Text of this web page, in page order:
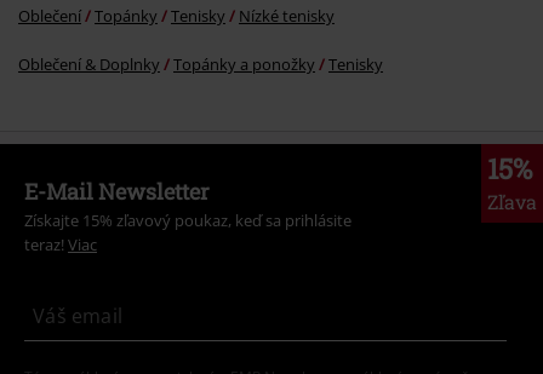
Oblečení Topánky Tenisky Nízké tenisky
Oblečení & Doplnky Topánky a ponožky Tenisky
15%
Zľava
E-Mail Newsletter
Získajte 15% zľavový poukaz, keď sa prihlásite
teraz! Viac